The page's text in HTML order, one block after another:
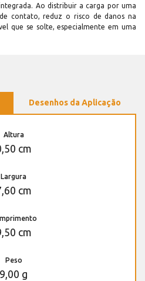
Ao distribuir a carga por uma
contato, reduz o risco de danos na
que se solte, especialmente em uma
Desenhos da Aplicação
Altura
cm
Largura
cm
cm
Peso
9,00 g